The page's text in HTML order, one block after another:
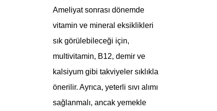
Ameliyat sonrası dönemde
vitamin ve mineral eksiklikleri
sık görülebileceği için,
multivitamin, B12, demir ve
kalsiyum gibi takviyeler sıklıkla
önerilir. Ayrıca, yeterli sıvı alımı
sağlanmalı, ancak yemekle